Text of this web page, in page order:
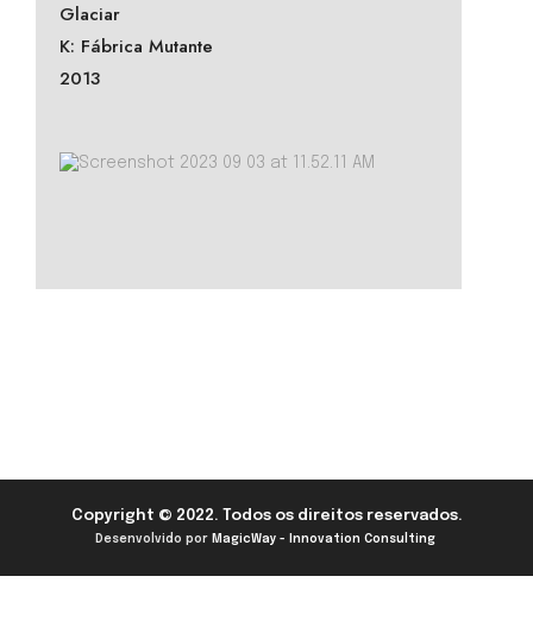
Glaciar
K: Fábrica Mutante
2013
Copyright © 2022. Todos os direitos reservados.
Desenvolvido por MagicWay - Innovation Consulting